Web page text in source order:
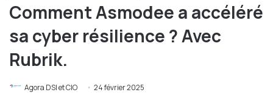
Comment Asmodee a accéléré
sa cyber résilience ? Avec
Rubrik.
Agora DSI et CIO 24 février 2025